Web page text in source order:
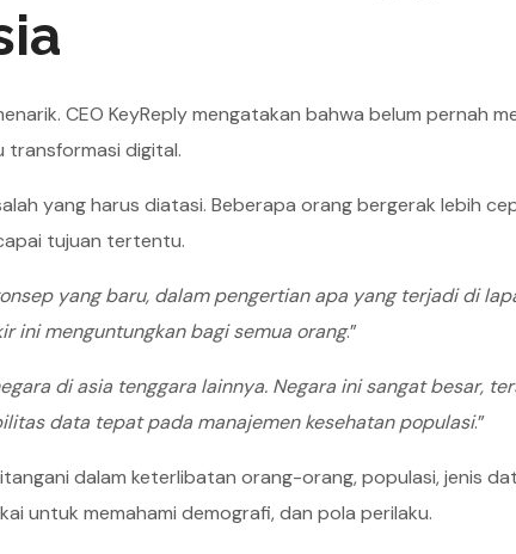
CEO KeyReply mengatakan bahwa belum pernah
transformasi digital.
yang harus diatasi. Beberapa orang bergerak lebih
tujuan tertentu.
yang baru, dalam pengertian apa yang terjadi di
ini menguntungkan bagi semua orang.”
di asia tenggara lainnya. Negara ini sangat besar,
data tepat pada manajemen kesehatan populasi.”
dalam keterlibatan orang-orang, populasi, jenis
untuk memahami demografi, dan pola perilaku.